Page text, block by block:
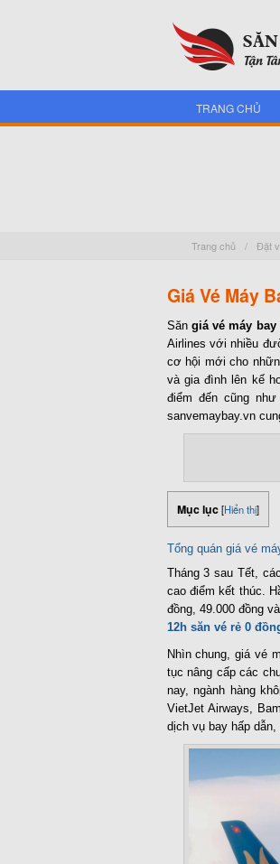
TRANG CHỦ
Trang chủ / Đặt
Giá Vé Máy
Săn giá vé máy bay
Airlines với nhiều
cơ hội mới cho
và gia đình lên kế
điểm đến cũng
sanvemaybay.vn
Mục lục [Hiển thị]
Tổng quán giá vé
Tháng 3 sau Tết,
cao điểm kết thúc.
đồng, 49.000 đồng
12h săn vé rẻ 0
Nhìn chung, giá vé
tục nâng cấp các
nay, ngành hàng
VietJet Airways,
dịch vụ bay hấp dẫn,